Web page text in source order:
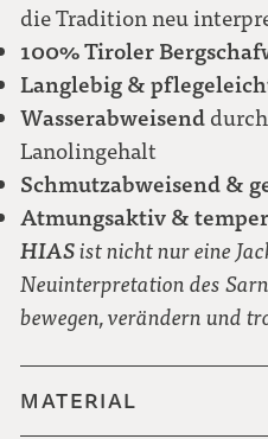
die Tradition neu
100% Tiroler
Langlebig &
Wasserabweisend
Lanolingehalt
Schmutzabweisend &
Atmungsaktiv &
HIASist nicht nur eine
Neuinterpretation des
bewegen, verändern und
MATERIAL